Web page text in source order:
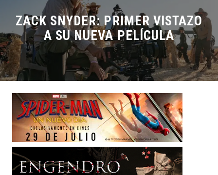
ZACK SNYDER: PRIMER VISTAZO
A SU NUEVA PELÍCULA